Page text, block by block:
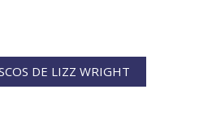
DE LIZZ WRIGHT